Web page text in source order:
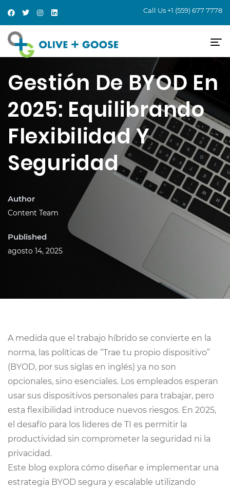
Call Us +1 (559) 677 7778
Gestión De BYOD En
2025: Equilibrando
Flexibilidad Y
Seguridad
Author
Content Team
Published
agosto 14, 2025
A medida que el trabajo híbrido se convierte en la
norma, las políticas de “Trae tu propio dispositivo”
(BYOD, por sus siglas en inglés) ya no son
opcionales, sino esenciales. Los empleados esperan
usar sus dispositivos personales para trabajar, pero
esta flexibilidad introduce nuevos riesgos. En 2025,
el desafío para los líderes de TI es permitir la
productividad sin comprometer la seguridad ni la
privacidad.
Este blog explora cómo diseñar e implementar una
estrategia BYOD segura y escalable utilizando